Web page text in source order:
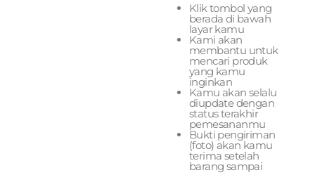
Klik tombol yang
berada di bawah
layar kamu
Kami akan
membantu untuk
mencari produk
yang kamu
inginkan
Kamu akan selalu
diupdate dengan
status terakhir
pemesananmu
Bukti pengiriman
(foto) akan kamu
terima setelah
barang sampai